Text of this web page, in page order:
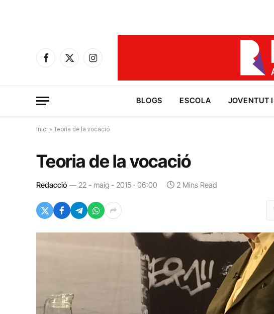
Facebook
X
Instagram
BLOGS ESCOLA JOVENTUT
Inici » Teoria de la vocació
Teoria de la vocació
Redacció 22 - maig - 2015 · 06:00 2 Mins Read